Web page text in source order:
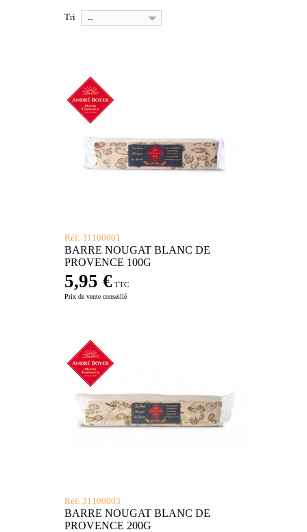
Tri --
Réf: 31100001
BARRE NOUGAT BLANC DE
PROVENCE 100G
5,95 € TTC
Prix de vente conseillé
Réf: 31100003
BARRE NOUGAT BLANC DE
PROVENCE 200G